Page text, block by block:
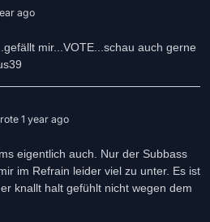
ago
mir...VOTE...schau auch gerne
1 year ago
eigentlich auch. Nur der Subbass
im Refrain leider viel zu unter. Es ist
knallt halt gefühlt nicht wegen dem